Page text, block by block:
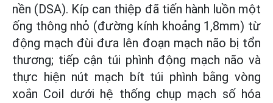
nền (DSA). Kíp can thiệp đã tiến hành luồn một
ống thông nhỏ (đường kính khoảng 1,8mm) từ
động mạch đùi đưa lên đoạn mạch não bị tổn
thương; tiếp cận túi phình động mạch não và
thực hiện nút mạch bít túi phình bằng vòng
xoắn Coil dưới hệ thống chụp mạch số hóa